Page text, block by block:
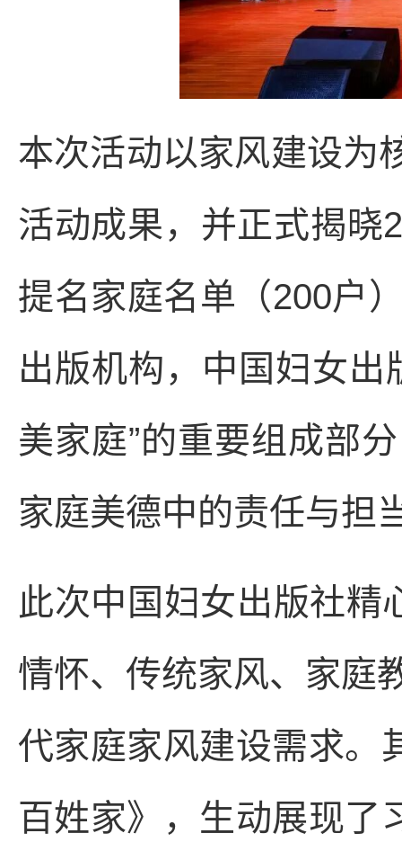
本次活动以家风建设为
活动成果，并正式揭晓
提名家庭名单（200户
出版机构，中国妇女出
美家庭”的重要组成部
家庭美德中的责任与担
此次中国妇女出版社精
情怀、传统家风、家庭
代家庭家风建设需求。
百姓家》，生动展现了